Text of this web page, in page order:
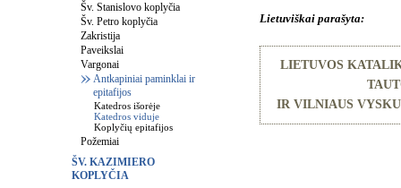
Šv. Stanislovo koplyčia
Šv. Petro koplyčia
Zakristija
Paveikslai
Vargonai
Antkapiniai paminklai ir
epitafijos
Katedros išorėje
Katedros viduje
Koplyčių epitafijos
Požemiai
ŠV. KAZIMIERO
KOPLYČIA
Lietuviškai parašyta:
LIETUVOS
IR VILNIAUS